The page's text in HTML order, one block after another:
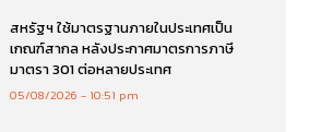
สหรัฐฯ ใช้มาตรฐานภายในประเทศเป็น
เกณฑ์สากล หลังประกาศมาตรการภาษี
มาตรา 301 ต่อหลายประเทศ
05/08/2026 10:51 pm